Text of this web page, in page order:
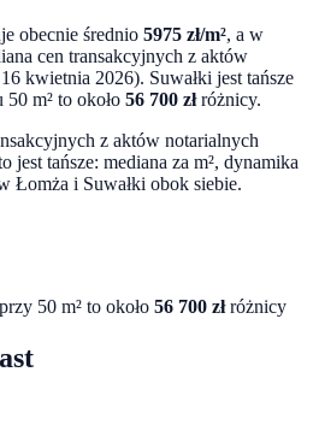
obecnie średnio 5975 zł/m², a w
cen transakcyjnych z aktów
16 kwietnia 2026). Suwałki jest tańsze
m² to około 56 700 złróżnicy.
z aktów notarialnych
jest tańsze: mediana za m², dynamika
Łomża i Suwałki obok siebie.
50 m² to około 56 700 złróżnicy